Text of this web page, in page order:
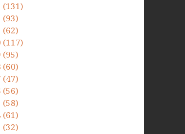
(131)
(93)
(62)
(117)
(95)
(60)
(47)
(56)
(58)
(61)
(32)